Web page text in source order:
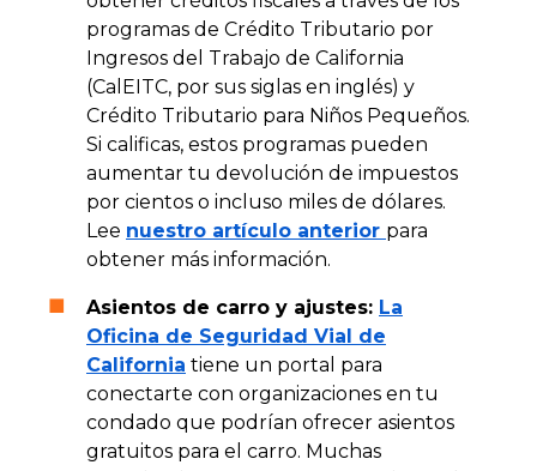
programas de Crédito Tributario por
Ingresos del Trabajo de California
(CalEITC, por sus siglas en inglés) y
Crédito Tributario para Niños Pequeños.
Si calificas, estos programas pueden
aumentar tu devolución de impuestos
por cientos o incluso miles de dólares.
Lee nuestro artículo anterior para
obtener más información.
Asientos de carro y ajustes: La
Oficina de Seguridad Vial de
California tiene un portal para
conectarte con organizaciones en tu
condado que podrían ofrecer asientos
gratuitos para el carro. Muchas